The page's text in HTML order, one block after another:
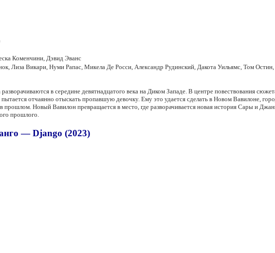
Коменчини, Дэвид Эванс
Лиза Викари, Нуми Рапас, Микела Де Росси, Александр Рудинский, Дакота Уильямс, Том
в середине девятнадцатого века на Диком Западе. В центре повествования
отчаянно отыскать пропавшую девочку. Ему это удается сделать в Новом Вавилоне,
прошлом. Новый Вавилон превращается в место, где разворачивается новая история Сары и
прошлого.
— Django (2023)